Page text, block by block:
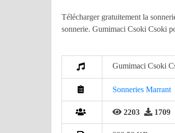
Télécharger gratuitement la
sonnerie. Gumimaci Csoki Csoki
Gumimaci Csoki
Sonneries Marrant
2203 1709